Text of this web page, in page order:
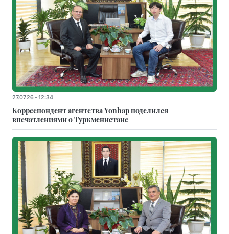
27.07.26 - 12:34
Корреспондент агентства Yonhap поделился
впечатлениями о Туркменистане